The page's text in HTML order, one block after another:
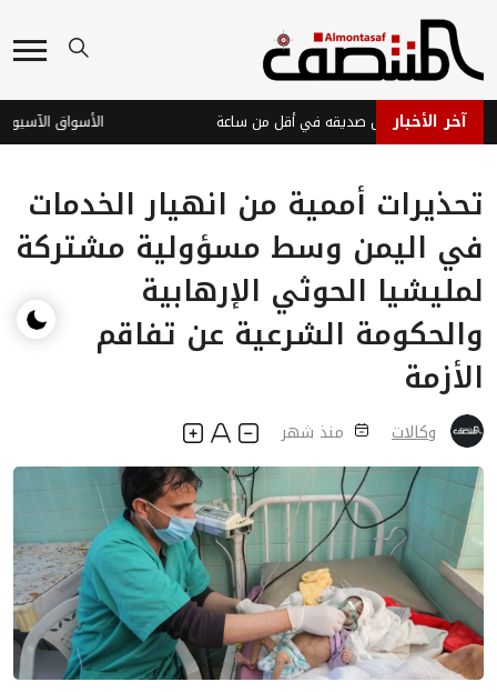
آخر الأخبار
تضبط قاتل صديقه في أقل من ساعة
تحذيرات أممية من انهيار الخدمات
في اليمن وسط مسؤولية مشتركة
لمليشيا الحوثي الإرهابية
والحكومة الشرعية عن تفاقم
الأزمة
وكالات منذ شهر